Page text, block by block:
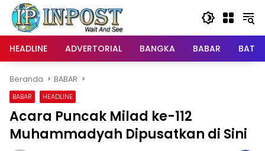
Langsung
konten
HEADLINE
ADVERTORIAL BANGKA BABAR
Beranda BABAR
BABAR HEADLINE
Acara Puncak Milad ke-112
Muhammadyah Dipusatkan di Sini